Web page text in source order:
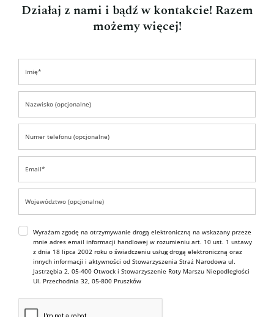
Działaj z nami i bądź w kontakcie! Razem
możemy więcej!
Wyrażam zgodę na otrzymywanie drogą elektroniczną na wskazany przeze
mnie adres email informacji handlowej w rozumieniu art. 10 ust. 1 ustawy
z dnia 18 lipca 2002 roku o świadczeniu usług drogą elektroniczną oraz
innych informacji i aktywności od Stowarzyszenia Straż Narodowa ul.
Jastrzębia 2, 05-400 Otwock i Stowarzyszenie Roty Marszu Niepodległości
Ul. Przechodnia 32, 05-800 Pruszków